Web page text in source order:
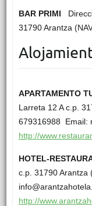
BAR PRIMI
31790 Arantza
APARTAMENTO
Larreta 12 A c.p.
679316988 Email:
http://
HOTEL-
c.p. 31790 Arantza
http://